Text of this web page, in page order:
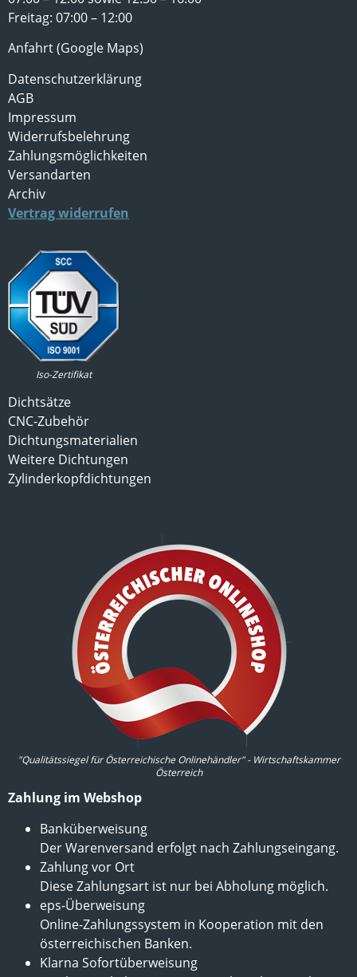
Freitag: 07:00 – 12:00
Anfahrt (Google Maps)
Datenschutzerklärung
AGB
Impressum
Widerrufsbelehrung
Zahlungsmöglichkeiten
Versandarten
Archiv
Vertrag widerrufen
Iso-Zertifikat
Dichtsätze
CNC-Zubehör
Dichtungsmaterialien
Weitere Dichtungen
Zylinderkopfdichtungen
"Qualitätssiegel für Österreichische Onlinehändler" - Wirtschaftskammer
Österreich
Zahlung im Webshop
Banküberweisung
Der Warenversand erfolgt nach Zahlungseingang.
Zahlung vor Ort
Diese Zahlungsart ist nur bei Abholung möglich.
eps-Überweisung
Online-Zahlungssystem in Kooperation mit den
österreichischen Banken.
Klarna Sofortüberweisung